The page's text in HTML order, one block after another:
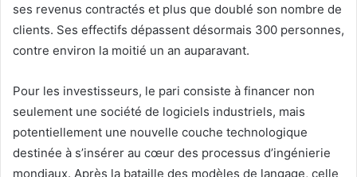
ses revenus contractés et plus que doublé son nombre de
clients. Ses effectifs dépassent désormais 300 personnes,
contre environ la moitié un an auparavant.
Pour les investisseurs, le pari consiste à financer non
seulement une société de logiciels industriels, mais
potentiellement une nouvelle couche technologique
destinée à s’insérer au cœur des processus d’ingénierie
mondiaux. Après la bataille des modèles de langage, celle